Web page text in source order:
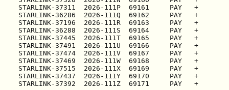
STARLINK-37311  2026-111P  69161     PAY   +
STARLINK-36286  2026-111Q  69162     PAY   +
STARLINK-37196  2026-111R  69163     PAY   +
STARLINK-36288  2026-111S  69164     PAY   +
STARLINK-37445  2026-111T  69165     PAY   +
STARLINK-37491  2026-111U  69166     PAY   +
STARLINK-37474  2026-111V  69167     PAY   +
STARLINK-37469  2026-111W  69168     PAY   +
STARLINK-37515  2026-111X  69169     PAY   +
STARLINK-37437  2026-111Y  69170     PAY   +
STARLINK-37392  2026-111Z  69171     PAY   +